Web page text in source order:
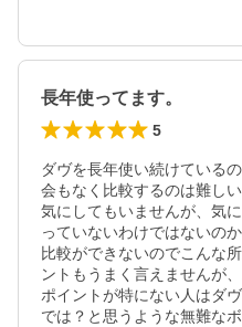
長年使ってます。
5
ダヴを長年使い続けている
会もなく比較するのは難し
気にしてもいませんが、気
っていないわけではないの
比較ができないのでこんな
ントもうまく言えませんが
ポイントが特にない人はダ
では？と思うような無難な